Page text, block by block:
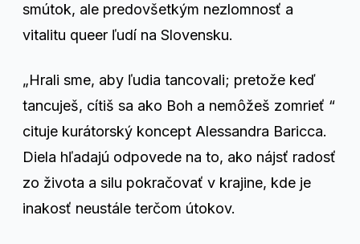
smútok, ale predovšetkým nezlomnosť a
vitalitu queer ľudí na Slovensku.
„Hrali sme, aby ľudia tancovali; pretože keď
tancuješ, cítiš sa ako Boh a nemôžeš zomrieť “
cituje kurátorský koncept Alessandra Baricca.
Diela hľadajú odpovede na to, ako nájsť radosť
zo života a silu pokračovať v krajine, kde je
inakosť neustále terčom útokov.